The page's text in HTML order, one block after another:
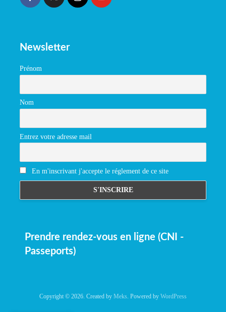
Newsletter
Prénom
Nom
Entrez votre adresse mail
En m'inscrivant j'accepte le réglement de ce site
Prendre rendez-vous en ligne (CNI -
Passeports)
Copyright © 2026. Created by Meks . Powered by WordPress